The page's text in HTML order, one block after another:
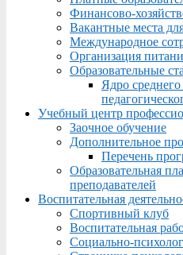
Финансово-
Вакантные места
Международное
Организация
Образовательные
Ядро
Учебный центр
Заочное обучение
Дополнительное
Перечень
Образовательная
преподавателей
Воспитательная
Спортивный клуб
Воспитательная
Социально-